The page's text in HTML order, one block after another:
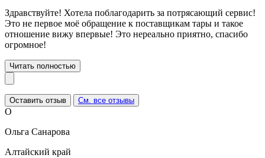
Здравствуйте! Хотела поблагодарить за потрясающий сервис!
Это не первое моё обращение к поставщикам тары и такое
отношение вижу впервые! Это нереально приятно, спасибо
огромное!
Читать полностью
Оставить отзыв См. все отзывы
О
Ольга Санарова
Алтайский край